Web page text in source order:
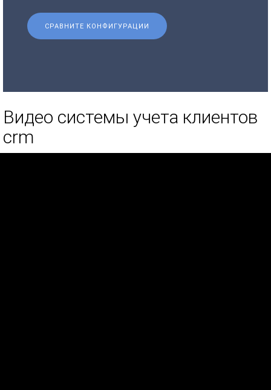
СРАВНИТЕ КОНФИГУРАЦИИ
Видео системы учета клиентов
crm